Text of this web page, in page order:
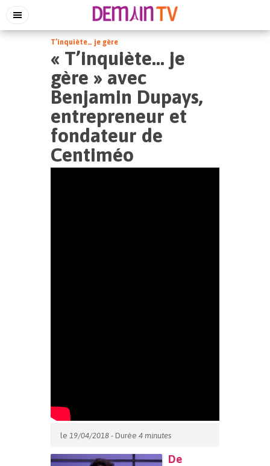
T’inquiète… je gère
« T’inquiète… je
gère » avec
Benjamin Dupays,
entrepreneur et
fondateur de
Centiméo
le 19/04/2018 - Durée 4 minutes
De